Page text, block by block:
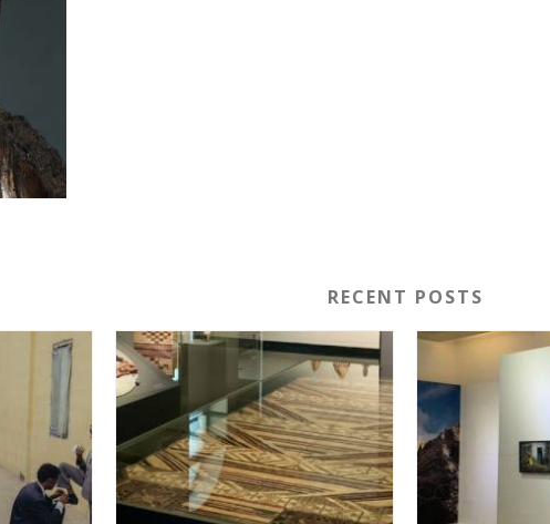
RECENT POSTS